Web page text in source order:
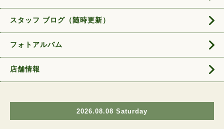
スタッフ ブログ（随時更新）
フォトアルバム
店舗情報
2026.08.08 Saturday